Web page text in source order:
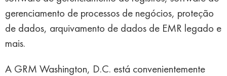
gerenciamento de processos de negócios, proteção
de dados, arquivamento de dados de EMR legado e
mais.
A GRM Washington, D.C. está convenientemente